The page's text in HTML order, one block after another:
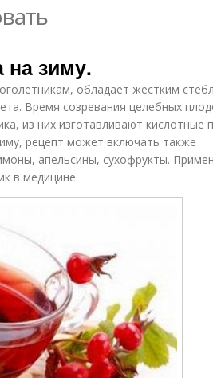
на зиму.
обладает жестким
Время созревания целебных
из них изготавливают кислотные
рецепт может включать также
апельсины, сухофрукты.
в медицине.